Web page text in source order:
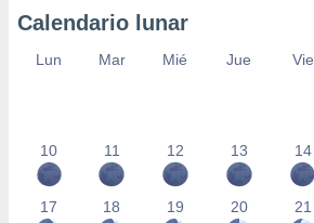
Calendario lunar
Lun Mar Mié Jue Vie
10 11 12 13 14
17 18 19 20 21